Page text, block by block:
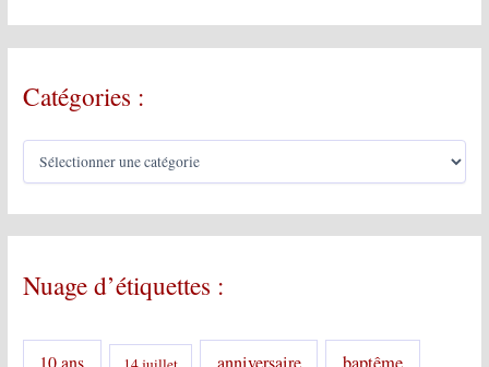
Catégories :
é
g
r
s
Nuage d’étiquettes :
10 ans